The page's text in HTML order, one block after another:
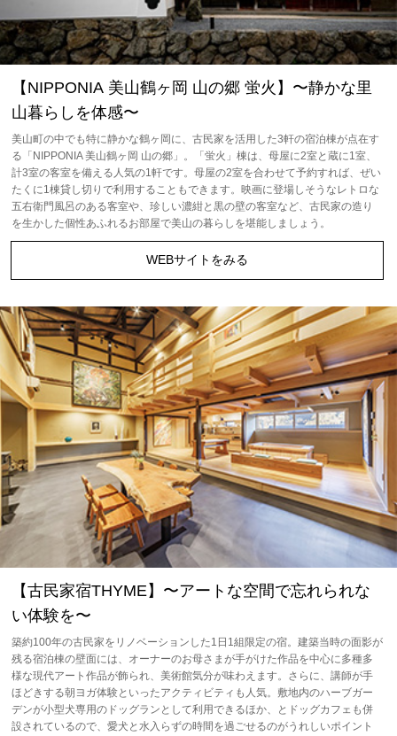
【NIPPONIA 美⼭鶴ヶ岡 ⼭の郷 蛍⽕】〜静かな里
山暮らしを体感〜
美山町の中でも特に静かな鶴ヶ岡に、古民家を活用した3軒の宿泊棟が点在す
る「NIPPONIA 美山鶴ヶ岡 山の郷」。「蛍火」棟は、母屋に2室と蔵に1室、
計3室の客室を備える人気の1軒です。母屋の2室を合わせて予約すれば、ぜい
たくに1棟貸し切りで利用することもできます。映画に登場しそうなレトロな
五右衛門風呂のある客室や、珍しい濃紺と黒の壁の客室など、古民家の造り
を生かした個性あふれるお部屋で美山の暮らしを堪能しましょう。
WEBサイトをみる
【古⺠家宿THYME】〜アートな空間で忘れられな
い体験を〜
築約100年の古民家をリノベーションした1日1組限定の宿。建築当時の面影が
残る宿泊棟の壁面には、オーナーのお母さまが手がけた作品を中心に多種多
様な現代アート作品が飾られ、美術館気分が味わえます。さらに、講師が手
ほどきする朝ヨガ体験といったアクティビティも人気。敷地内のハーブガー
デンが小型犬専用のドッグランとして利用できるほか、とドッグカフェも併
設されているので、愛犬と水入らずの時間を過ごせるのがうれしいポイント